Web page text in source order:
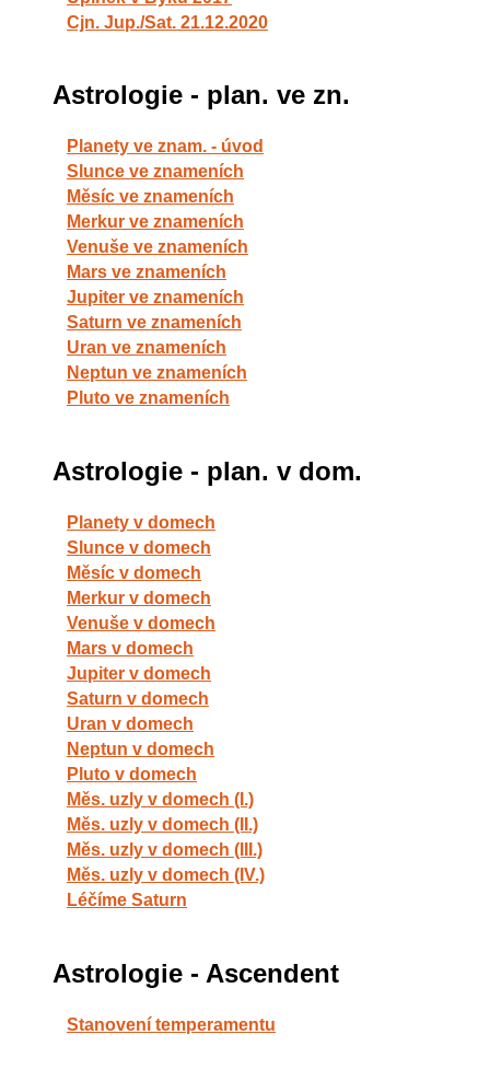
Cjn. Jup./Sat. 21.12.2020
Astrologie - plan. ve zn.
Planety ve znam. - úvod
Slunce ve znameních
Měsíc ve znameních
Merkur ve znameních
Venuše ve znameních
Mars ve znameních
Jupiter ve znameních
Saturn ve znameních
Uran ve znameních
Neptun ve znameních
Pluto ve znameních
Astrologie - plan. v dom.
Planety v domech
Slunce v domech
Měsíc v domech
Merkur v domech
Venuše v domech
Mars v domech
Jupiter v domech
Saturn v domech
Uran v domech
Neptun v domech
Pluto v domech
Měs. uzly v domech (I.)
Měs. uzly v domech (II.)
Měs. uzly v domech (III.)
Měs. uzly v domech (IV.)
Léčíme Saturn
Astrologie - Ascendent
Stanovení temperamentu